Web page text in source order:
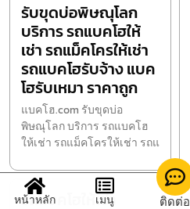
รับขุดบ่อพิษณุโลก
บริการ รถแบคโฮให้
เช่า รถแม็คโครให้เช่า
รถแบคโฮรับจ้าง แบค
โฮรับเหมา ราคาถูก
แบคโฮ.com รับขุดบ่อ
พิษณุโลก บริการ รถแบคโฮ
ให้เช่า รถแม็คโครให้เช่า รถแ
รถแบคโฮให้เช่า
หน้าหลัก เมนู ติดต่อ